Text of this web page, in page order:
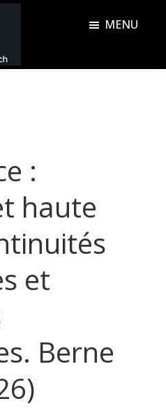
MENU
:
haute
et
Berne